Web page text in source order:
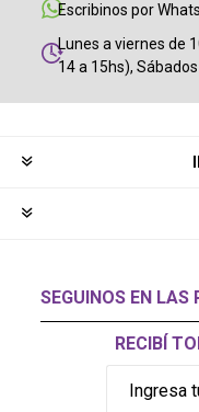
Escribinos por
Lunes a viernes de
14 a 15hs),
SEGUINOS EN LAS
RECIBÍ